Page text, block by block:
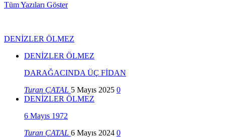
Tüm Yazıları Göster
DENİZLER ÖLMEZ
DENİZLER ÖLMEZ
DARAĞACINDA ÜÇ FİDAN
Turan ÇATAL 5 Mayıs 2025 0
DENİZLER ÖLMEZ
6 Mayıs 1972
Turan ÇATAL 6 Mayıs 2024 0